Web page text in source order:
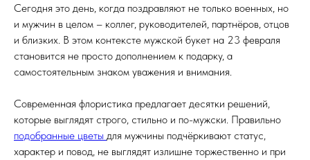
Сегодня это день, когда поздравляют не только военных, но
и мужчин в целом – коллег, руководителей, партнёров, отцов
и близких. В этом контексте мужской букет на 23 февраля
становится не просто дополнением к подарку, а
самостоятельным знаком уважения и внимания.
Современная флористика предлагает десятки решений,
которые выглядят строго, стильно и по-мужски. Правильно
подобранные цветы для мужчины подчёркивают статус,
характер и повод, не выглядят излишне торжественно и при